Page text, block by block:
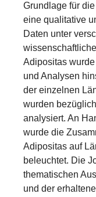
Grundlage für
eine qualitative
Daten unter
Adipositas
und Analysen
der einzelnen
wurden
analysiert. An
wurde die
Adipositas auf
beleuchtet. Die
thematischen
und der